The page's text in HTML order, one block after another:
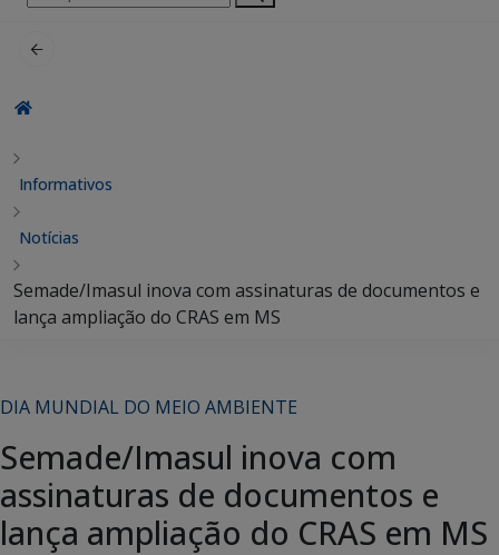
por:
Informativos
Notícias
Semade/Imasul inova com assinaturas de documentos e
lança ampliação do CRAS em MS
DIA MUNDIAL DO MEIO AMBIENTE
Semade/Imasul inova com
assinaturas de documentos e
lança ampliação do CRAS em MS